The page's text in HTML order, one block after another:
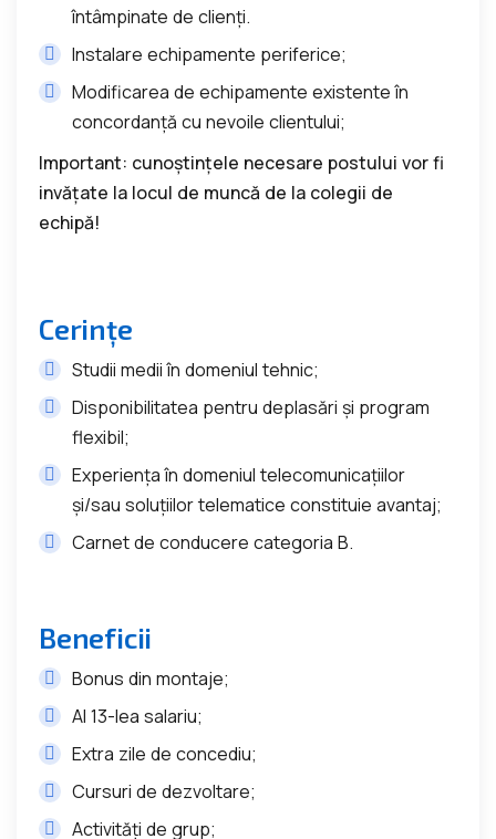
întâmpinate de clienți.
Instalare echipamente periferice;
Modificarea de echipamente existente în
concordanță cu nevoile clientului;
Important: cunoștințele necesare postului vor fi
invățate la locul de muncă de la colegii de
echipă!
Cerințe
Studii medii în domeniul tehnic;
Disponibilitatea pentru deplasări și program
flexibil;
Experiența în domeniul telecomunicațiilor
și/sau soluțiilor telematice constituie avantaj;
Carnet de conducere categoria B.
Beneficii
Bonus din montaje;
Al 13-lea salariu;
Extra zile de concediu;
Cursuri de dezvoltare;
Activități de grup;